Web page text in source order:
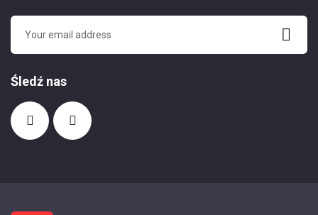
Śledź nas